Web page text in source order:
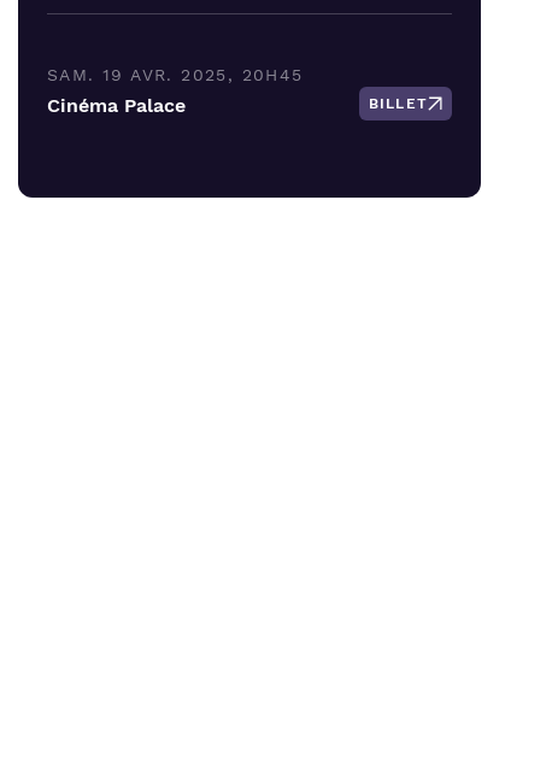
SAM. 19 AVR. 2025, 20H45
Cinéma Palace BILLET